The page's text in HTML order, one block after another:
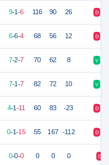
9-1-6 116 90 26 D
6-6-4 68 56 12 D
7-2-7 70 62 8 V
7-1-7 82 72 10 V
4-1-11 60 83 -23 D
0-1-15 55 167 -112 D
0-0-0 0 0 0 D